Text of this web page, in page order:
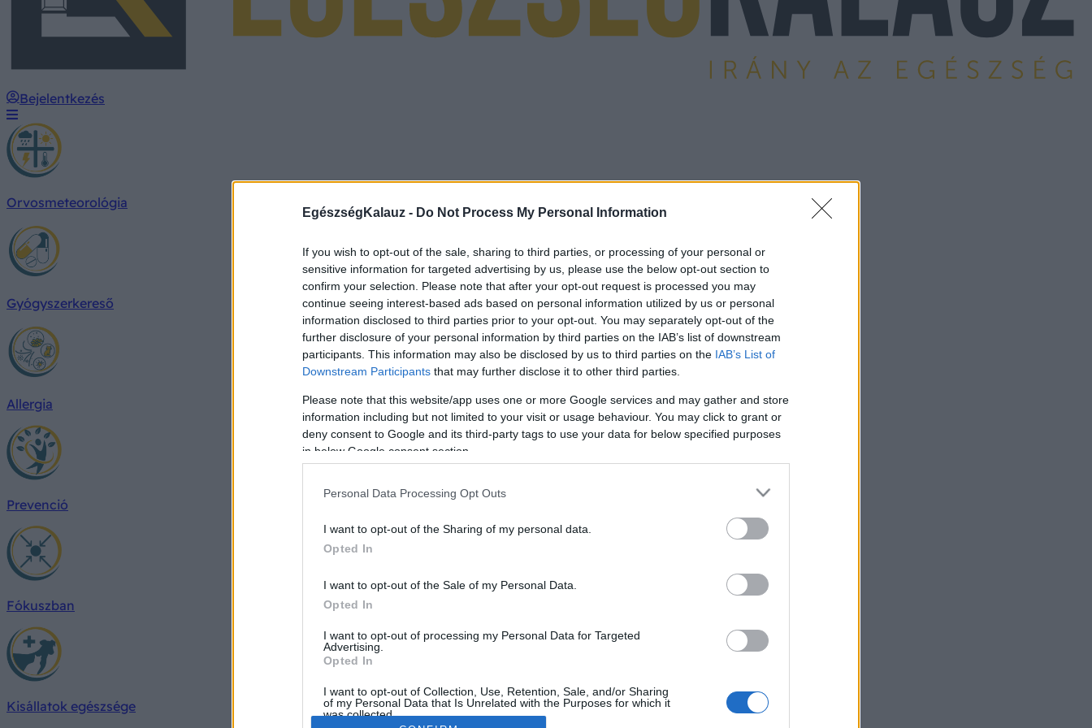
EgészségKalauz - Do Not Process My Personal Information
If you wish to opt-out of the sale, sharing to third parties, or processing of your personal or
sensitive information for targeted advertising by us, please use the below opt-out section to
confirm your selection. Please note that after your opt-out request is processed you may
continue seeing interest-based ads based on personal information utilized by us or personal
information disclosed to third parties prior to your opt-out. You may separately opt-out of the
further disclosure of your personal information by third parties on the IAB’s list of downstream
participants. This information may also be disclosed by us to third parties on the IAB’s List of
Downstream Participants that may further disclose it to other third parties.
Please note that this website/app uses one or more Google services and may gather and store
information including but not limited to your visit or usage behaviour. You may click to grant or
deny consent to Google and its third-party tags to use your data for below specified purposes
in below Google consent section.
Personal Data Processing Opt Outs
I want to opt-out of the Sharing of my personal data.
Opted In
I want to opt-out of the Sale of my Personal Data.
Opted In
I want to opt-out of processing my Personal Data for Targeted
Advertising.
Opted In
I want to opt-out of Collection, Use, Retention, Sale, and/or Sharing
of my Personal Data that Is Unrelated with the Purposes for which it
was collected.
Bejelentkezés
Orvosmeteorológia
Gyógyszerkereső
Allergia
Prevenció
Fókuszban
Kisállatok egészsége